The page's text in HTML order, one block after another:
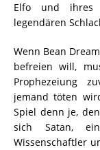
Elfo und ihres
legendären
Wenn Bean
befreien will,
Prophezeiung
jemand töten
Spiel denn je,
sich Satan,
Wissenschaftler